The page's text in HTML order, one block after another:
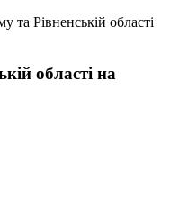
та Рівненській області
області на